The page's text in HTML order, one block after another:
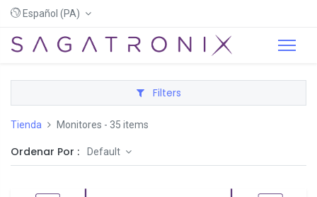
Español (PA)
Filters
Tienda Monitores - 35 items
Ordenar Por : Default